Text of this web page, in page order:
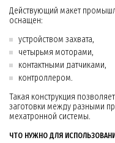
Действующий макет
оснащен:
устройством захвата,
четырьмя моторами,
контактными датчиками,
контроллером.
Такая конструкция
заготовки между разными
мехатронной системы.
ЧТО НУЖНО ДЛЯ